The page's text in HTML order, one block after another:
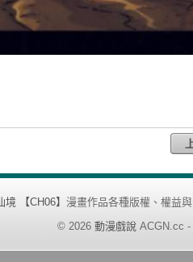
【CH06】 漫畫作品各種版權、權益
© 2026 動漫戲說 ACGN.cc